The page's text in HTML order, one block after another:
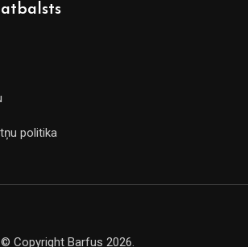
politika
© Copyright Barfus 2026.